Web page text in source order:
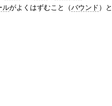
ルがよくはずむこと（バウンド ）と